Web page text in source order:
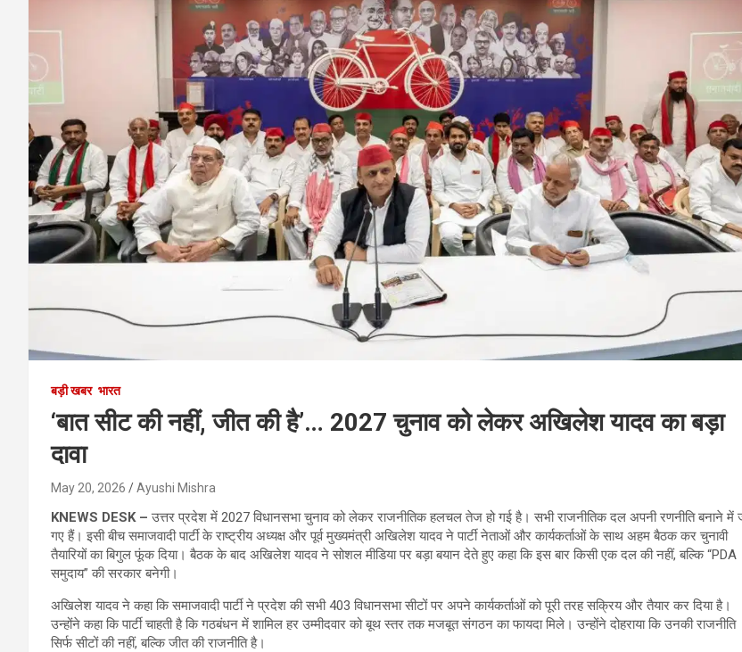
बड़ी खबर भारत
‘बात सीट की नहीं, जीत की है’… 2027 चुनाव को लेकर अखिलेश यादव का बड़ा
दावा
May 20, 2026 Ayushi Mishra
KNEWS DESK – उत्तर प्रदेश में 2027 विधानसभा चुनाव को लेकर राजनीतिक हलचल तेज हो गई है। सभी राजनीतिक दल अपनी रणनीति बनाने में
गए हैं। इसी बीच समाजवादी पार्टी के राष्ट्रीय अध्यक्ष और पूर्व मुख्यमंत्री अखिलेश यादव ने पार्टी नेताओं और कार्यकर्ताओं के साथ अहम बैठक कर चुनावी
तैयारियों का बिगुल फूंक दिया। बैठक के बाद अखिलेश यादव ने सोशल मीडिया पर बड़ा बयान देते हुए कहा कि इस बार किसी एक दल की नहीं, बल्कि “PDA
समुदाय” की सरकार बनेगी।
अखिलेश यादव ने कहा कि समाजवादी पार्टी ने प्रदेश की सभी 403 विधानसभा सीटों पर अपने कार्यकर्ताओं को पूरी तरह सक्रिय और तैयार कर दिया है।
उन्होंने कहा कि पार्टी चाहती है कि गठबंधन में शामिल हर उम्मीदवार को बूथ स्तर तक मजबूत संगठन का फायदा मिले। उन्होंने दोहराया कि उनकी राजनीति
सिर्फ सीटों की नहीं, बल्कि जीत की राजनीति है।